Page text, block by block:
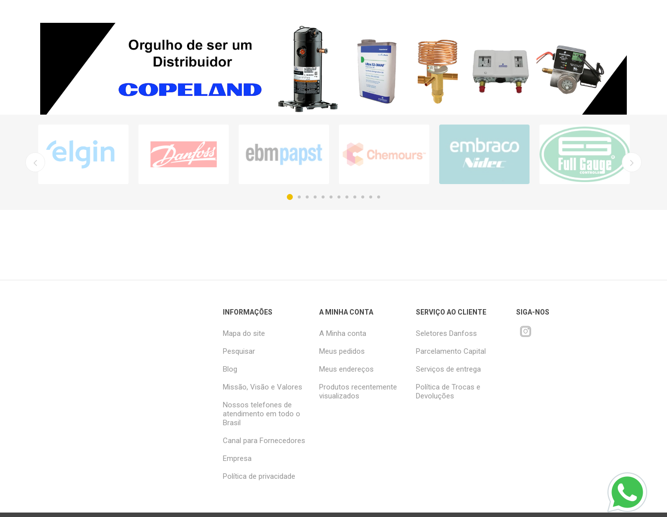
INFORMAÇÕES
Mapa do site
Pesquisar
Blog
Missão, Visão e Valores
Nossos telefones de
atendimento em todo o
Brasil
Canal para Fornecedores
Empresa
Política de privacidade
A MINHA CONTA
A Minha conta
Meus pedidos
Meus endereços
Produtos recentemente
visualizados
SERVIÇO AO CLIENTE
Seletores Danfoss
Parcelamento Capital
Serviços de entrega
Política de Trocas e
Devoluções
SIGA-NOS